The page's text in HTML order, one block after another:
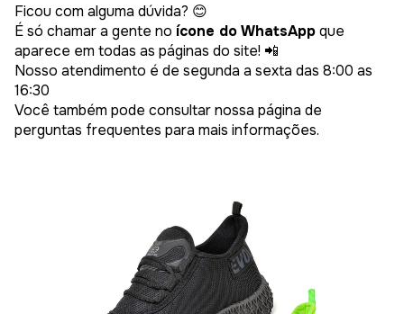
Ficou com alguma dúvida? 😊
É só chamar a gente no ícone do WhatsAppque
aparece em todas as páginas do site! 📲
Nosso atendimento é de segunda a sexta das 8:00 as
16:30
Você também pode consultar nossa página de
perguntas frequentes para mais informações.